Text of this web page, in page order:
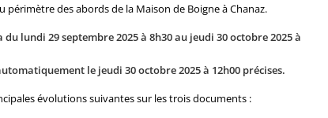
périmètre des abords de la Maison de Boigne à Chanaz.
lundi 29 septembre 2025 à 8h30 au jeudi 30 octobre 2025 à
le jeudi 30 octobre 2025 à 12h00 précises.
évolutions suivantes sur les trois documents :